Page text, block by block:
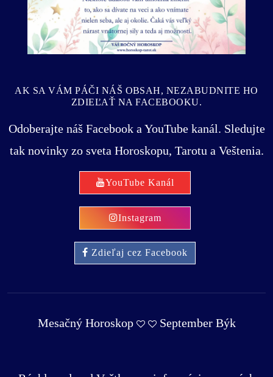
AK SA VÁM PÁČI NÁŠ OBSAH, NEZABUDNITE HO
ZDIEĽAŤ NA FACEBOOKU.
Odoberajte náš Facebook a YouTube kanál. Sledujte
tak novinky zo sveta Horoskopu, Tarotu a Veštenia.
YouTube Kanál
Instagram
Zdieľaj cez Facebook
Mesačný Horoskop September Býk